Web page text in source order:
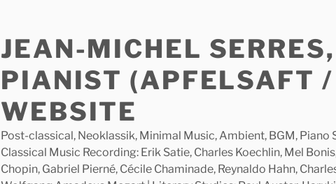
JEAN-MICHEL
PIANIST (APFELSAFT
WEBSITE
Post-classical, Neoklassik, Minimal Music, Ambient, BGM, Piano
Classical Music Recording: Erik Satie, Charles Koechlin, Mel
Chopin, Gabriel Pierné, Cécile Chaminade, Reynaldo Hahn,